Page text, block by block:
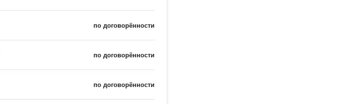
по договорённости
по договорённости
по договорённости